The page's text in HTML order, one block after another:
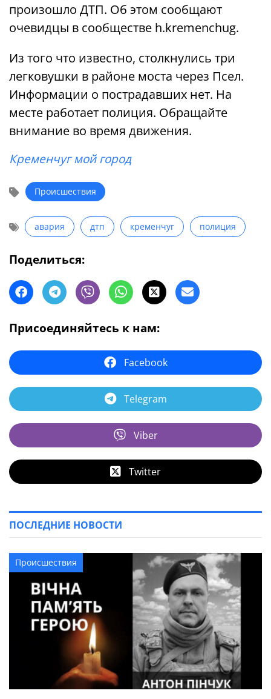
произошло ДТП. Об этом сообщают
очевидцы в сообществе h.kremenchug.
Из того что известно, столкнулись три
легковушки в районе моста через Псел.
Информации о пострадавших нет. На
месте работает полиция. Обращайте
внимание во время движения.
Кременчуг мой город
Происшествия
авария дтп кременчуг полиция
Поделиться:
Присоединяйтесь к нам:
Facebook
Telegram
Viber
Twitter
ПОСЛЕДНИЕ НОВОСТИ
Происшествия